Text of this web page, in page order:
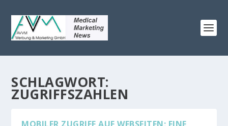
SCHLAGWORT:
ZUGRIFFSZAHLEN